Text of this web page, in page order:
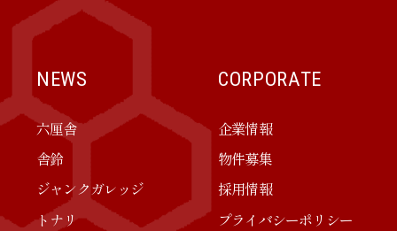
NEWS
六厘舎
舎鈴
ジャンクガレッジ
トナリ
CORPORATE
企業情報
物件募集
採用情報
プライバシーポリシー